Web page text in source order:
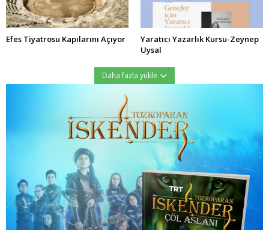
Efes Tiyatrosu Kapılarını Açıyor
Yaratıcı Yazarlık Kursu-Zeynep
Uysal
Daha fazla yükle